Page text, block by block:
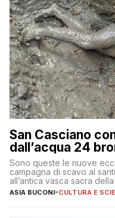
San Casciano
dall’acqua 24
Sono queste le nuove
campagna di scavo al
all’antica vasca sacra
Grande
ASIA BUCONI-CULTURA E